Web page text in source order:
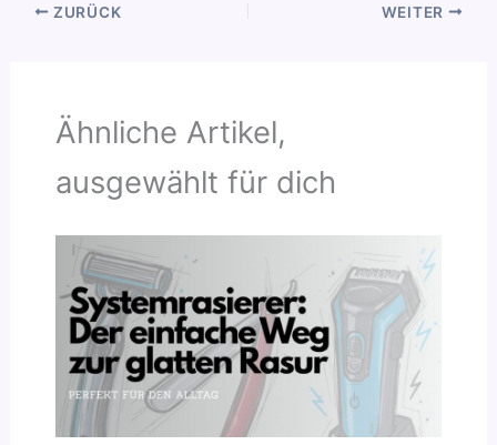
ZURÜCK WEITER
Ähnliche Artikel,
ausgewählt für dich